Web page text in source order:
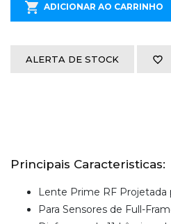
ADICIONAR AO CARRINHO
ALERTA DE STOCK
Principais Caracteristicas:
Lente Prime RF Projetada
Para Sensores de Full-